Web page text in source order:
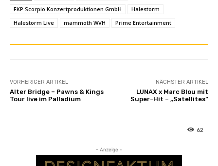
FKP Scorpio Konzertproduktionen GmbH
Halestorm
Halestorm Live
mammoth WVH Prime Entertainment
VORHERIGER ARTIKEL
Alter Bridge – Pawns & Kings
Tour live im Palladium
NÄCHSTER ARTIKEL
LUNAX x Marc Blou mit
Super-Hit – „Satellites“
62
- Anzeige -